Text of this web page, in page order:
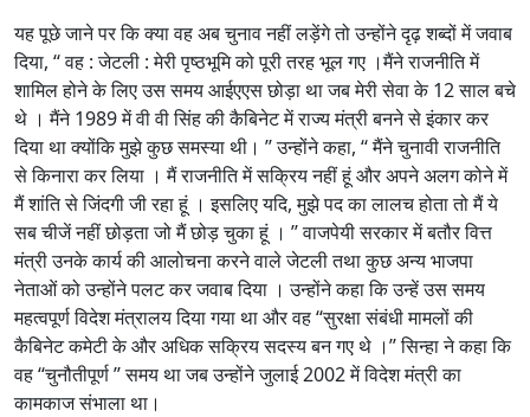
यह पूछे जाने पर कि क्या वह अब चुनाव नहीं लड़ेंगे तो उन्होंने दृढ़ शब्दों में जवाब
दिया, ‘‘ वह : जेटली : मेरी पृष्ठभूमि को पूरी तरह भूल गए ।मैंने राजनीति में
शामिल होने के लिए उस समय आईएएस छोड़ा था जब मेरी सेवा के 12 साल बचे
थे । मैंने 1989 में वी वी सिंह की कैबिनेट में राज्य मंत्री बनने से इंकार कर
दिया था क्योंकि मुझे कुछ समस्या थी। ’’ उन्होंने कहा, ‘‘ मैंने चुनावी राजनीति
से किनारा कर लिया । मैं राजनीति में सक्रिय नहीं हूं और अपने अलग कोने में
मैं शांति से जिंदगी जी रहा हूं । इसलिए यदि, मुझे पद का लालच होता तो मैं ये
सब चीजें नहीं छोड़ता जो मैं छोड़ चुका हूं । ’’ वाजपेयी सरकार में बतौर वित्त
मंत्री उनके कार्य की आलोचना करने वाले जेटली तथा कुछ अन्य भाजपा
नेताओं को उन्होंने पलट कर जवाब दिया । उन्होंने कहा कि उन्हें उस समय
महत्वपूर्ण विदेश मंत्रालय दिया गया था और वह ‘‘सुरक्षा संबंधी मामलों की
कैबिनेट कमेटी के और अधिक सक्रिय सदस्य बन गए थे ।’’ सिन्हा ने कहा कि
वह ‘‘चुनौतीपूर्ण ’’ समय था जब उन्होंने जुलाई 2002 में विदेश मंत्री का
कामकाज संभाला था।